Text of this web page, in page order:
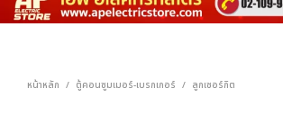
หน้าหลัก / ตู้คอนซูมเมอร์-เบรกเกอร์ / ลูกเซอร์กิต